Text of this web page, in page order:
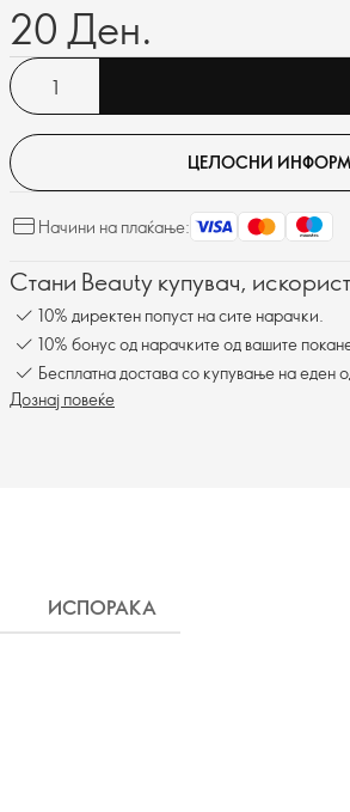
20 Ден.
ЦЕЛОСНИ
Начини на плаќање:
Стани Beauty купувач,
10% директен попуст на сите нарачки.
10% бонус од нарачките од вашите
Бесплатна достава со купување на еден
Дознај повеќе
ИСПОРАКА